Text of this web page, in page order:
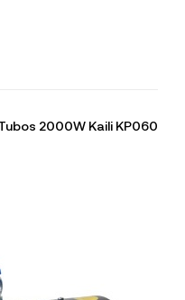
2000W Kaili KP060